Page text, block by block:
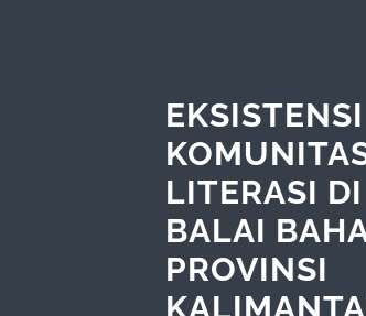
EKSISTENSI
LITERASI DI
BALAI
PROVINSI